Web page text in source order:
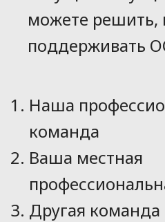
можете решить,
поддерживать
Наша
команда
Ваша местная
Другая команда
Киоск оплаты и
самообслуживания